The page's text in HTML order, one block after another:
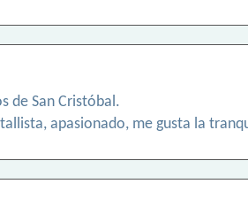
de San Cristóbal.
apasionado, me gusta la